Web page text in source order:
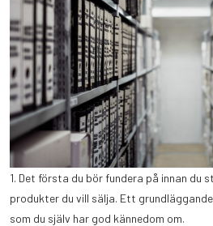
1. Det första du bör fundera på innan du
produkter du vill sälja. Ett
som du själv har god kännedom om.